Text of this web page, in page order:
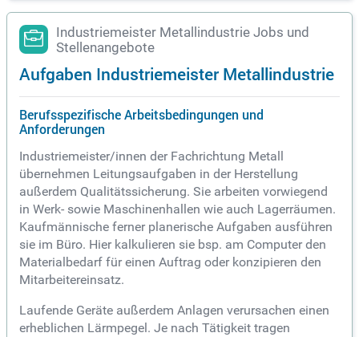
Industriemeister Metallindustrie Jobs und
Stellenangebote
Aufgaben Industriemeister Metallindustrie
Berufsspezifische Arbeitsbedingungen und
Anforderungen
Industriemeister/innen der Fachrichtung Metall
übernehmen Leitungsaufgaben in der Herstellung
außerdem Qualitätssicherung. Sie arbeiten vorwiegend
in Werk- sowie Maschinenhallen wie auch Lagerräumen.
Kaufmännische ferner planerische Aufgaben ausführen
sie im Büro. Hier kalkulieren sie bsp. am Computer den
Materialbedarf für einen Auftrag oder konzipieren den
Mitarbeitereinsatz.
Laufende Geräte außerdem Anlagen verursachen einen
erheblichen Lärmpegel. Je nach Tätigkeit tragen